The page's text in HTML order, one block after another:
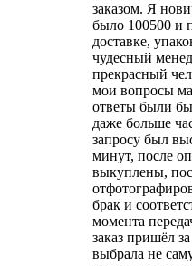
заказом. Я
было 100500 и
доставке,
чудесный
прекрасный
мои вопросы
ответы были
даже больше
запросу был
минут, после
выкуплены,
брак и
момента
заказ пришёл
выбрала не